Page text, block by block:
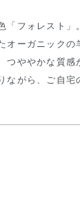
「フォレスト」
ーガニックの
ややかな質感
ながら、ご自